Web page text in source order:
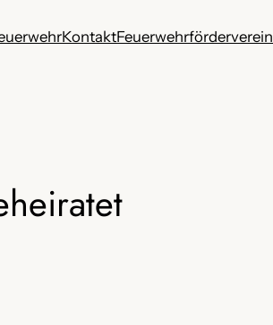
KontaktFeuerwehrförderverein